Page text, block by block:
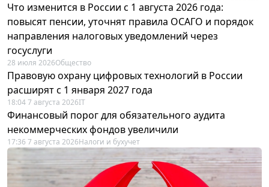
Что изменится в России с 1 августа 2026 года:
повысят пенсии, уточнят правила ОСАГО и порядок
направления налоговых уведомлений через
госуслуги
28 июля 2026Общество
Правовую охрану цифровых технологий в России
расширят с 1 января 2027 года
18:04 7 августа 2026IT
Финансовый порог для обязательного аудита
некоммерческих фондов увеличили
17:36 7 августа 2026Налоги и бухучет